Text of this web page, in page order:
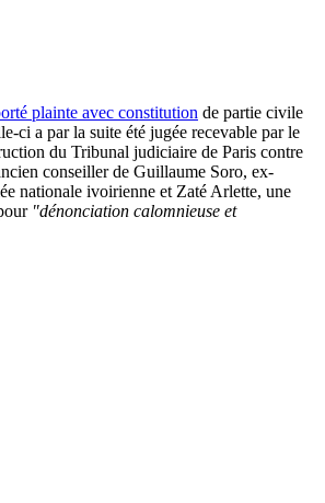
plainte avec constitution de partie civile
ci a par la suite été jugée recevable par le
du Tribunal judiciaire de Paris contre
conseiller de Guillaume Soro, ex-
nationale ivoirienne et Zaté Arlette, une
"dénonciation calomnieuse et